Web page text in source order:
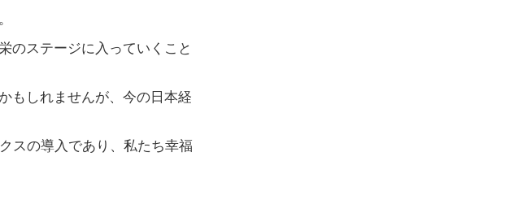
のステージに入っていくこと
もしれませんが、今の日本経
スの導入であり、私たち幸福